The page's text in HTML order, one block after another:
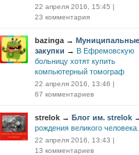
22 апреля 2016, 15:45 |
23 комментария
bazinga → Муниципальные
закупки → В Ефремовскую
больницу хотят купить
компьютерный томограф
22 апреля 2016, 13:46 |
67 комментариев
strelok → Блог им. strelok
рождения великого человека.
22 апреля 2016, 13:43 |
13 комментариев